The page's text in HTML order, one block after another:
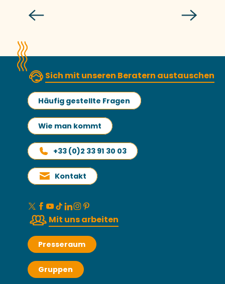
Sich mit unseren Beratern austauschen
Häufig gestellte Fragen
Wie man kommt
+33 (0)2 33 91 30 03
Kontakt
Mit uns arbeiten
Presseraum
Gruppen